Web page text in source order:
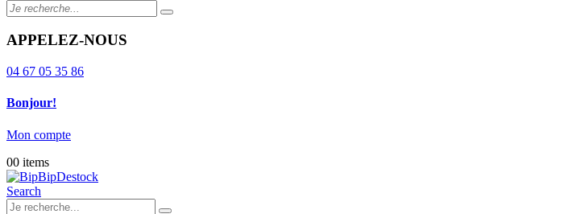
APPELEZ-NOUS
04 67 05 35 86
Bonjour!
Mon compte
00 items
Search